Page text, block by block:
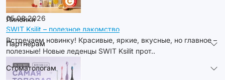
Линейки
Партнерам
Стоматологам
05.08.2026
SWIT Ksilit – полезное лакомство
Встречаем новинку! Красивые, яркие, вкусные, но главное –
полезные! Новые леденцы SWIT Ksilit прот..